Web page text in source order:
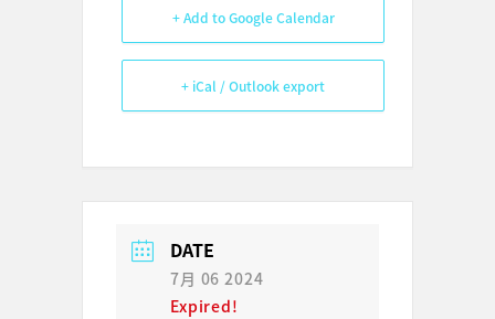
+ Add to Google Calendar
+ iCal / Outlook export
DATE
7月 06 2024
Expired!